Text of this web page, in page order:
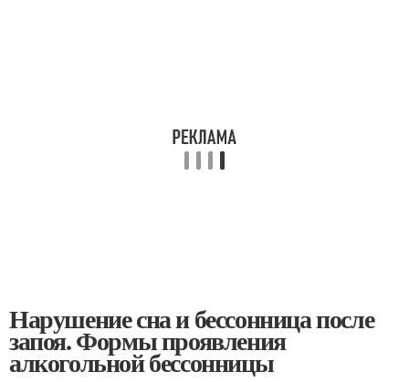
Нарушение сна и бессонница после
запоя. Формы проявления
алкогольной бессонницы